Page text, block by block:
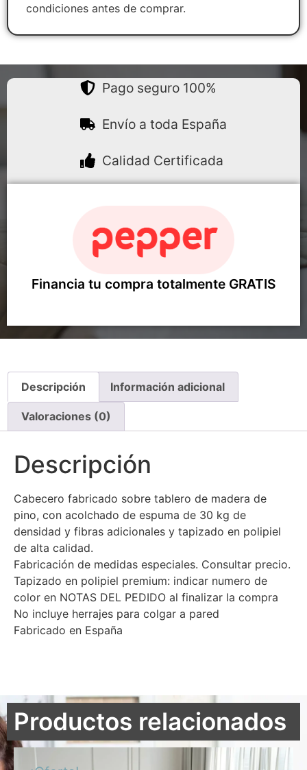
condiciones antes de comprar.
Pago seguro 100%
Envío a toda España
Calidad Certificada
Financia tu compra totalmente GRATIS
Descripción Información adicional
Valoraciones (0)
Descripción
Cabecero fabricado sobre tablero de madera de
pino, con acolchado de espuma de 30 kg de
densidad y fibras adicionales y tapizado en polipiel
de alta calidad.
Fabricación de medidas especiales. Consultar precio.
Tapizado en polipiel premium: indicar numero de
color en NOTAS DEL PEDIDO al finalizar la compra
No incluye herrajes para colgar a pared
Fabricado en España
Productos relacionados